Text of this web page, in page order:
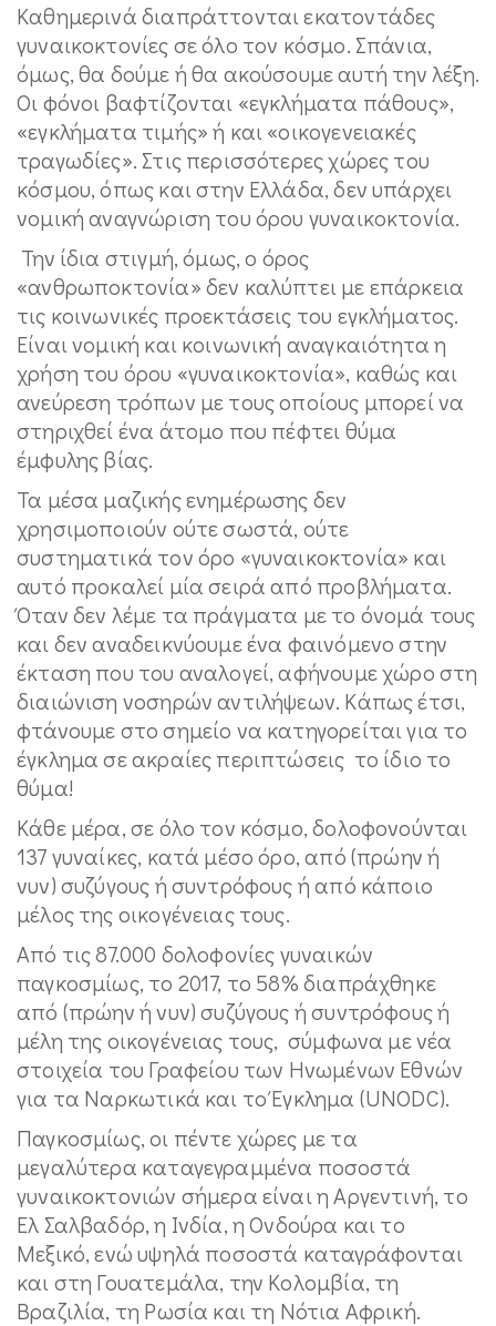
Καθημερινά διαπράττονται εκατοντάδες
γυναικοκτονίες σε όλο τον κόσμο. Σπάνια,
όμως, θα δούμε ή θα ακούσουμε αυτή την λέξη.
Οι φόνοι βαφτίζονται «εγκλήματα πάθους»,
«εγκλήματα τιμής» ή και «οικογενειακές
τραγωδίες». Στις περισσότερες χώρες του
κόσμου, όπως και στην Ελλάδα, δεν υπάρχει
νομική αναγνώριση του όρου γυναικοκτονία.
Την ίδια στιγμή, όμως, ο όρος
«ανθρωποκτονία» δεν καλύπτει με επάρκεια
τις κοινωνικές προεκτάσεις του εγκλήματος.
Είναι νομική και κοινωνική αναγκαιότητα η
χρήση του όρου «γυναικοκτονία», καθώς και
ανεύρεση τρόπων με τους οποίους μπορεί να
στηριχθεί ένα άτομο που πέφτει θύμα
έμφυλης βίας.
Τα μέσα μαζικής ενημέρωσης δεν
χρησιμοποιούν ούτε σωστά, ούτε
συστηματικά τον όρο «γυναικοκτονία» και
αυτό προκαλεί μία σειρά από προβλήματα.
Όταν δεν λέμε τα πράγματα με το όνομά τους
και δεν αναδεικνύουμε ένα φαινόμενο στην
έκταση που του αναλογεί, αφήνουμε χώρο στη
διαιώνιση νοσηρών αντιλήψεων. Κάπως έτσι,
φτάνουμε στο σημείο να κατηγορείται για το
έγκλημα σε ακραίες περιπτώσεις το ίδιο το
θύμα!
Κάθε μέρα, σε όλο τον κόσμο, δολοφονούνται
137 γυναίκες, κατά μέσο όρο, από (πρώην ή
νυν) συζύγους ή συντρόφους ή από κάποιο
μέλος της οικογένειας τους.
Από τις 87.000 δολοφονίες γυναικών
παγκοσμίως, το 2017, το 58% διαπράχθηκε
από (πρώην ή νυν) συζύγους ή συντρόφους ή
μέλη της οικογένειας τους, σύμφωνα με νέα
στοιχεία του Γραφείου των Ηνωμένων Εθνών
για τα Ναρκωτικά και το Έγκλημα (UNODC).
Παγκοσμίως, οι πέντε χώρες με τα
μεγαλύτερα καταγεγραμμένα ποσοστά
γυναικοκτονιών σήμερα είναι η Αργεντινή, το
Ελ Σαλβαδόρ, η Ινδία, η Ονδούρα και το
Μεξικό, ενώ υψηλά ποσοστά καταγράφονται
και στη Γουατεμάλα, την Κολομβία, τη
Βραζιλία, τη Ρωσία και τη Νότια Αφρική.